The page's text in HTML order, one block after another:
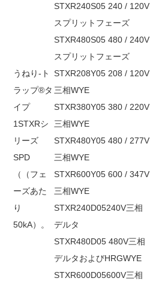
うねり-ト
ラップ®タ
イプ
1STXRシ
リーズ
SPD
（（フェ
ーズあた
り
50kA）。
STXR240S05 240 / 120V
スプリットフェーズ
STXR480S05 480 / 240V
スプリットフェーズ
STXR208Y05 208 / 120V
三相WYE
STXR380Y05 380 / 220V
三相WYE
STXR480Y05 480 / 277V
三相WYE
STXR600Y05 600 / 347V
三相WYE
STXR240D05240V三相
デルタ
STXR480D05 480V三相
デルタおよびHRGWYE
STXR600D05600V三相